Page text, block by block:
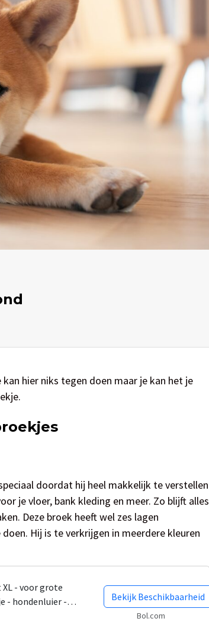
hier niks tegen doen maar je kan het je
doordat hij heel makkelijk te verstellen
je vloer, bank kleding en meer. Zo blijft alles
Deze broek heeft wel zes lagen
Hij is te verkrijgen in meerdere kleuren
- voor grote
- hondenluier -
Bekijk Beschikbaarheid
Bol.com